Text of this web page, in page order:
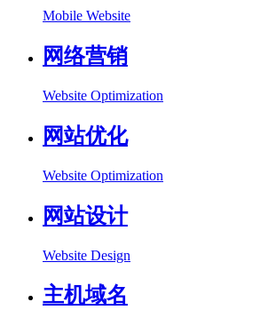
Mobile Website
网络营销
Website Optimization
网站优化
Website Optimization
网站设计
Website Design
主机域名